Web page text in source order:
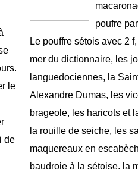
le
de
poufre
Le pouffre sétois avec 2
mer du dictionnaire, les
languedociennes, la
Alexandre Dumas, les
brageole, les haricots et
la rouille de seiche, les
maquereaux en
baudroie à la sétoise, la